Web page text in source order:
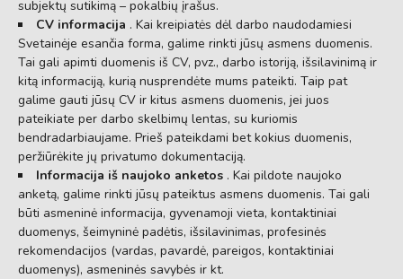
subjektų sutikimą – pokalbių įrašus.
CV informacija . Kai kreipiatės dėl darbo naudodamiesi
Svetainėje esančia forma, galime rinkti jūsų asmens duomenis.
Tai gali apimti duomenis iš CV, pvz., darbo istoriją, išsilavinimą ir
kitą informaciją, kurią nusprendėte mums pateikti. Taip pat
galime gauti jūsų CV ir kitus asmens duomenis, jei juos
pateikiate per darbo skelbimų lentas, su kuriomis
bendradarbiaujame. Prieš pateikdami bet kokius duomenis,
peržiūrėkite jų privatumo dokumentaciją.
Informacija iš naujoko anketos . Kai pildote naujoko
anketą, galime rinkti jūsų pateiktus asmens duomenis. Tai gali
būti asmeninė informacija, gyvenamoji vieta, kontaktiniai
duomenys, šeimyninė padėtis, išsilavinimas, profesinės
rekomendacijos (vardas, pavardė, pareigos, kontaktiniai
duomenys), asmeninės savybės ir kt.